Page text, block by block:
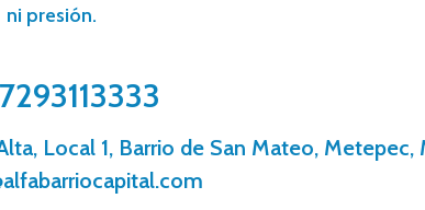
ni presión.
7293113333
Local 1, Barrio de San Mateo, Metepec,